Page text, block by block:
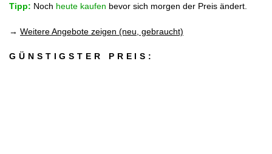
Tipp: Noch heute kaufen bevor sich morgen der Preis ändert.
→ Weitere Angebote zeigen (neu, gebraucht)
GÜNSTIGSTER PREIS: